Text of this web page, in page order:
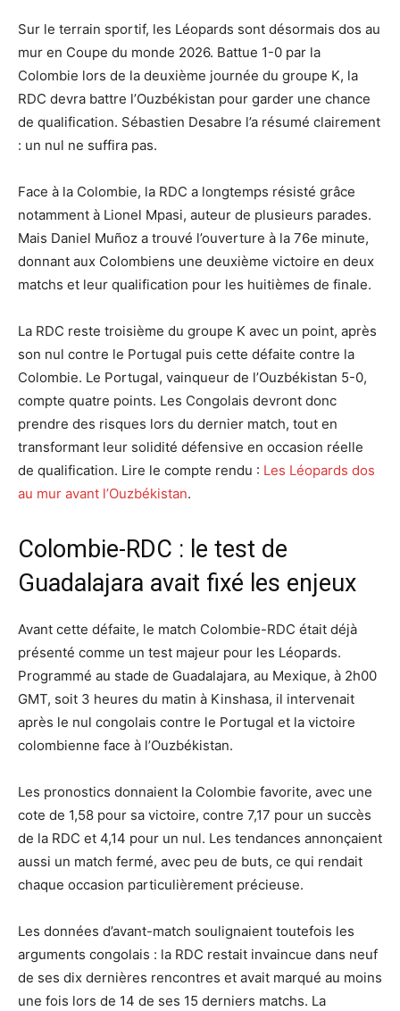
Sur le terrain sportif, les Léopards sont désormais dos au
mur en Coupe du monde 2026. Battue 1-0 par la
Colombie lors de la deuxième journée du groupe K, la
RDC devra battre l’Ouzbékistan pour garder une chance
de qualification. Sébastien Desabre l’a résumé clairement
: un nul ne suffira pas.
Face à la Colombie, la RDC a longtemps résisté grâce
notamment à Lionel Mpasi, auteur de plusieurs parades.
Mais Daniel Muñoz a trouvé l’ouverture à la 76e minute,
donnant aux Colombiens une deuxième victoire en deux
matchs et leur qualification pour les huitièmes de finale.
La RDC reste troisième du groupe K avec un point, après
son nul contre le Portugal puis cette défaite contre la
Colombie. Le Portugal, vainqueur de l’Ouzbékistan 5-0,
compte quatre points. Les Congolais devront donc
prendre des risques lors du dernier match, tout en
transformant leur solidité défensive en occasion réelle
de qualification. Lire le compte rendu : Les Léopards dos
au mur avant l’Ouzbékistan.
Colombie-RDC : le test de
Guadalajara avait fixé les enjeux
Avant cette défaite, le match Colombie-RDC était déjà
présenté comme un test majeur pour les Léopards.
Programmé au stade de Guadalajara, au Mexique, à 2h00
GMT, soit 3 heures du matin à Kinshasa, il intervenait
après le nul congolais contre le Portugal et la victoire
colombienne face à l’Ouzbékistan.
Les pronostics donnaient la Colombie favorite, avec une
cote de 1,58 pour sa victoire, contre 7,17 pour un succès
de la RDC et 4,14 pour un nul. Les tendances annonçaient
aussi un match fermé, avec peu de buts, ce qui rendait
chaque occasion particulièrement précieuse.
Les données d’avant-match soulignaient toutefois les
arguments congolais : la RDC restait invaincue dans neuf
de ses dix dernières rencontres et avait marqué au moins
une fois lors de 14 de ses 15 derniers matchs. La